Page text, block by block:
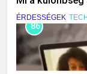
ÉRDESSÉGEK
86